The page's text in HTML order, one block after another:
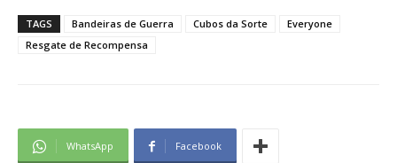
TAGS Bandeiras de Guerra Cubos da Sorte
Everyone
Resgate de Recompensa
WhatsApp Facebook